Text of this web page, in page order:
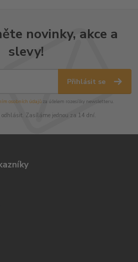
novinky, akce a
slevy!
Přihlásit se
osobních údajůza účelem rozesílky newsletteru.
odhlásit. Zasíláme jednou za 14 dní.